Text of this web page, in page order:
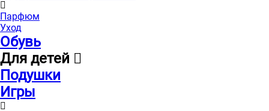
Парфюм
Уход
Обувь
Для детей
Подушки
Игры